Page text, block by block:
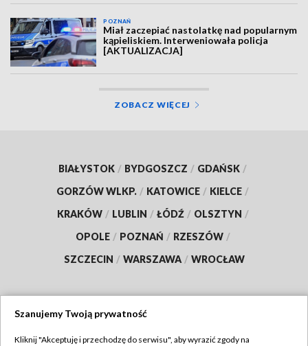
POZNAŃ
Miał zaczepiać nastolatkę nad popularnym
kąpieliskiem. Interweniowała policja
[AKTUALIZACJA]
ZOBACZ WIĘCEJ
BIAŁYSTOK / BYDGOSZCZ / GDAŃSK /
GORZÓW WLKP. / KATOWICE / KIELCE /
KRAKÓW / LUBLIN / ŁÓDŹ / OLSZTYN /
OPOLE / POZNAŃ / RZESZÓW /
SZCZECIN / WARSZAWA / WROCŁAW
Szanujemy Twoją prywatność
Kliknij "Akceptuję i przechodzę do serwisu", aby wyrazić zgody na